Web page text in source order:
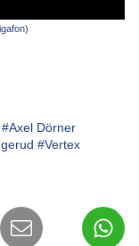
)
#Axel Dörner
#Vertex